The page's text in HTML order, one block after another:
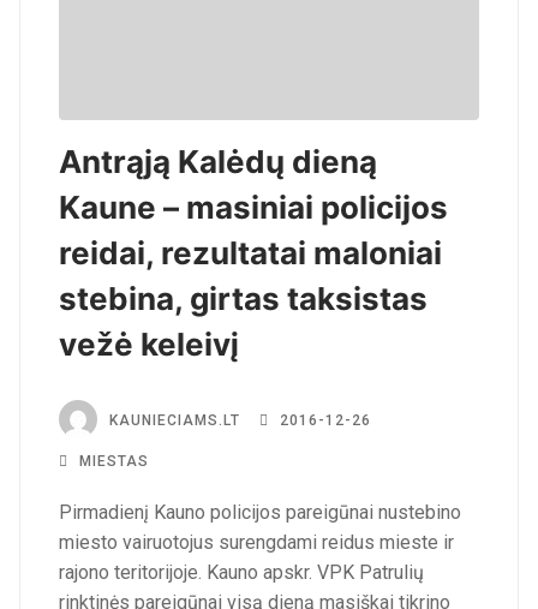
Antrąją Kalėdų dieną
Kaune – masiniai policijos
reidai, rezultatai maloniai
stebina, girtas taksistas
vežė keleivį
KAUNIECIAMS.LT 2016-12-26
MIESTAS
Pirmadienį Kauno policijos pareigūnai nustebino
miesto vairuotojus surengdami reidus mieste ir
rajono teritorijoje. Kauno apskr. VPK Patrulių
rinktinės pareigūnai visą dieną masiškai tikrino